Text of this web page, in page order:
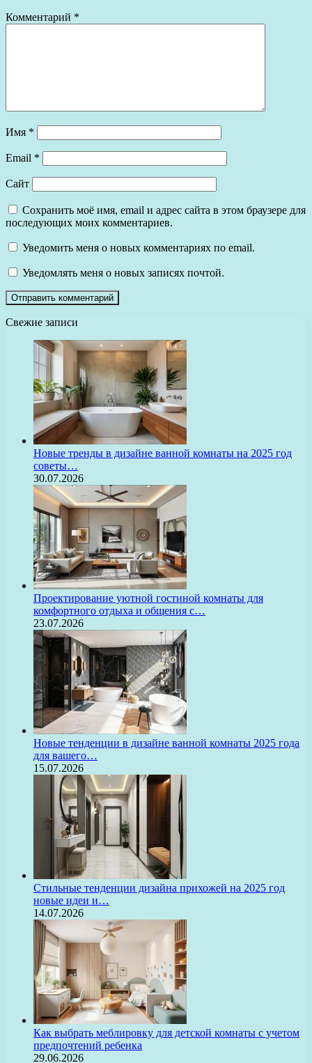
Комментарий *
Имя *
Email *
Сайт
Сохранить моё имя, email и адрес сайта в этом браузере для
последующих моих комментариев.
Уведомить меня о новых комментариях по email.
Уведомлять меня о новых записях почтой.
Свежие записи
Новые тренды в дизайне ванной комнаты на 2025 год
советы…
30.07.2026
Проектирование уютной гостиной комнаты для
комфортного отдыха и общения с…
23.07.2026
Новые тенденции в дизайне ванной комнаты 2025 года
для вашего…
15.07.2026
Стильные тенденции дизайна прихожей на 2025 год
новые идеи и…
14.07.2026
Как выбрать меблировку для детской комнаты с учетом
предпочтений ребенка
29.06.2026